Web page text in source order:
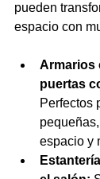
pueden
espacio con
Armarios
puertas
Perfectos
espacio y